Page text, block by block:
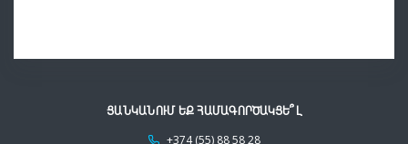
ՑԱՆԿԱՆՈՒՄ ԵՔ ՀԱՄԱԳՈՐԾԱԿՑԵ՞Լ
+374 (55) 88 58 28